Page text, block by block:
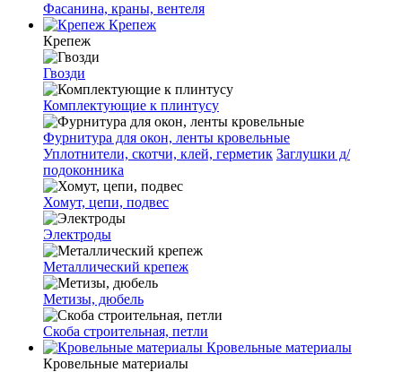
Фасанина, краны, вентеля
Крепеж
Крепеж
Гвозди
Комплектующие к плинтусу
Фурнитура для окон, ленты кровельные
Уплотнители, скотчи, клей, герметик Заглушки д/
подоконника
Хомут, цепи, подвес
Электроды
Металлический крепеж
Метизы, дюбель
Скоба строительная, петли
Кровельные материалы
Кровельные материалы